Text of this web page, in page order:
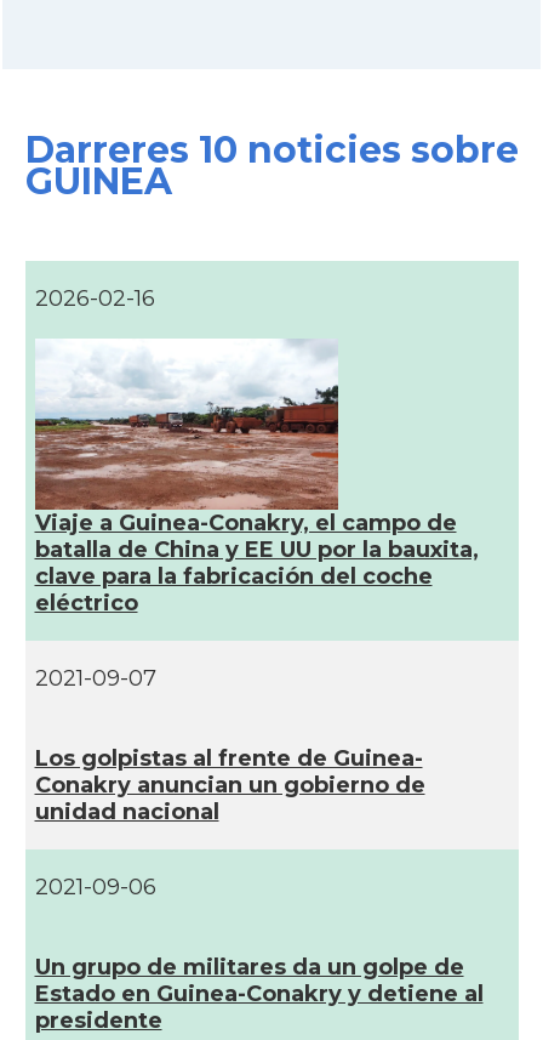
Darreres 10 noticies sobre
GUINEA
2026-02-16
Viaje a Guinea-Conakry, el campo de
batalla de China y EE UU por la bauxita,
clave para la fabricación del coche
eléctrico
2021-09-07
Los golpistas al frente de Guinea-
Conakry anuncian un gobierno de
unidad nacional
2021-09-06
Un grupo de militares da un golpe de
Estado en Guinea-Conakry y detiene al
presidente